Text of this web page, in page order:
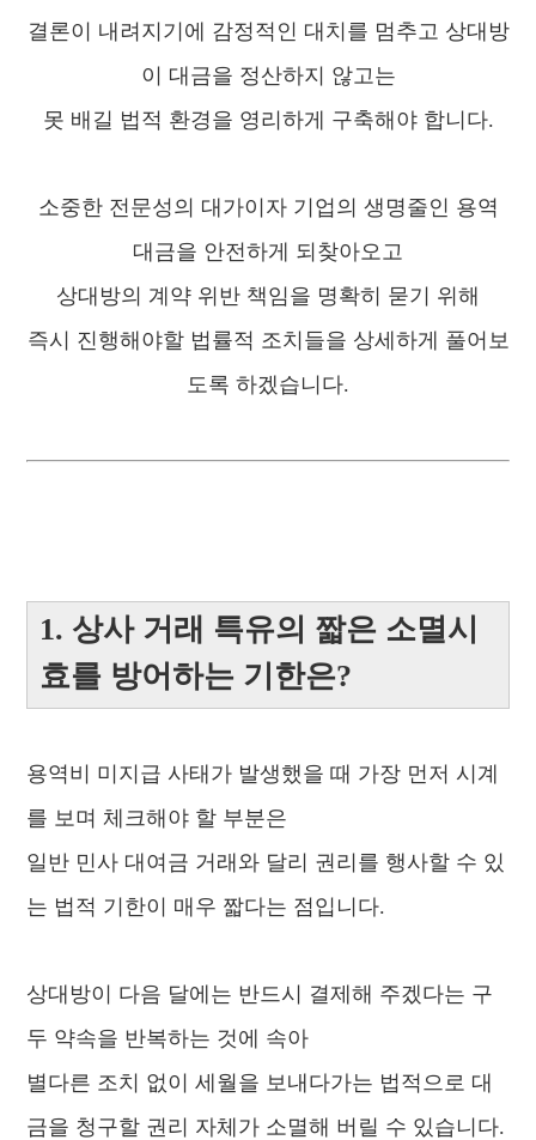
결론이 내려지기에 감정적인 대치를 멈추고 상대방
이 대금을 정산하지 않고는
못 배길 법적 환경을 영리하게 구축해야 합니다.
소중한 전문성의 대가이자 기업의 생명줄인 용역
대금을 안전하게 되찾아오고
상대방의 계약 위반 책임을 명확히 묻기 위해
즉시 진행해야할 법률적 조치들을 상세하게 풀어보
도록 하겠습니다.
1. 상사 거래 특유의 짧은 소멸시
효를 방어하는 기한은?
용역비 미지급 사태가 발생했을 때 가장 먼저 시계
를 보며 체크해야 할 부분은
일반 민사 대여금 거래와 달리 권리를 행사할 수 있
는 법적 기한이 매우 짧다는 점입니다.
상대방이 다음 달에는 반드시 결제해 주겠다는 구
두 약속을 반복하는 것에 속아
별다른 조치 없이 세월을 보내다가는 법적으로 대
금을 청구할 권리 자체가 소멸해 버릴 수 있습니다.